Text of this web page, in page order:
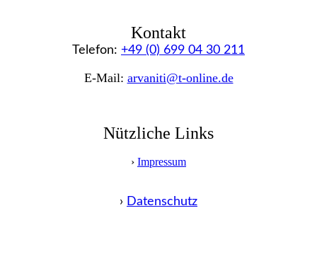
Kontakt
Telefon: +49 (0) 699 04 30 211
E-Mail: arvaniti@t-online.de
Nützliche Links
› Impressum
› Datenschutz